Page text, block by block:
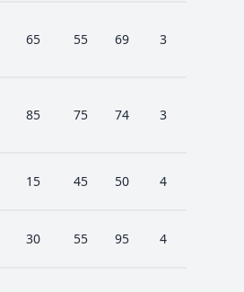
65 55 69 3
85 75 74 3
15 45 50 4
30 55 95 4